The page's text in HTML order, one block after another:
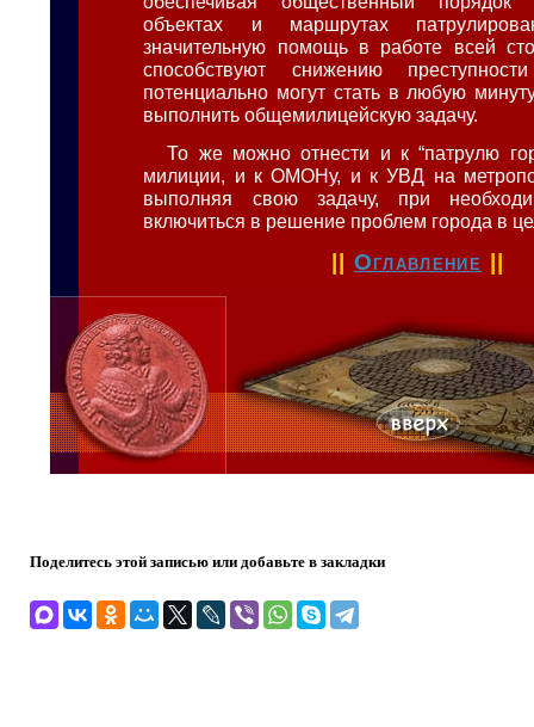
объектах и маршрутах
значительную помощь в работе всей
способствуют снижению
потенциально могут стать в любую
выполнить общемилицейскую задачу.
То же можно отнести и к “патрулю
милиции, и к ОМОНу, и к УВД на
выполняя свою задачу, при
включиться в решение проблем города в
|| Оглавление ||
Поделитесь этой записью или добавьте в закладки